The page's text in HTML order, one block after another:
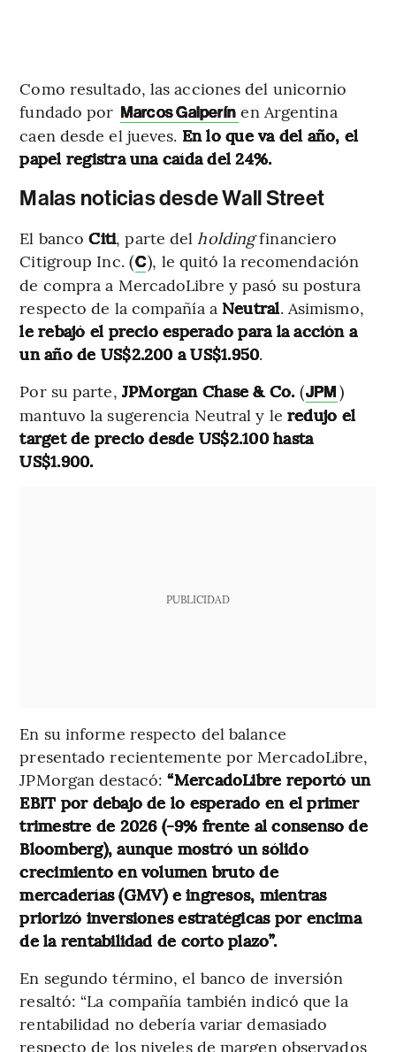
Como resultado, las acciones del unicornio
fundado por Marcos Galperín en Argentina
caen desde el jueves. En lo que va del año, el
papel registra una caída del 24%.
Malas noticias desde Wall Street
El bancoCiti, parte delholdingfinanciero
Citigroup Inc. (C), le quitó la recomendación
de compra a MercadoLibre y pasó su postura
respecto de la compañía a Neutral. Asimismo,
le rebajó el precio esperado para la acción a
un año de US$2.200 a US$1.950.
Por su parte, JPMorgan Chase & Co. (JPM)
mantuvo la sugerencia Neutral y le redujo el
target de precio desde US$2.100 hasta
US$1.900.
PUBLICIDAD
En su informe respecto del balance
presentado recientemente por MercadoLibre,
JPMorgan destacó: “MercadoLibre reportó un
EBIT por debajo de lo esperado en el primer
trimestre de 2026 (-9% frente al consenso de
Bloomberg), aunque mostró un sólido
crecimiento en volumen bruto de
mercaderías (GMV) e ingresos, mientras
priorizó inversiones estratégicas por encima
de la rentabilidad de corto plazo”.
En segundo término, el banco de inversión
resaltó: “La compañía también indicó que la
rentabilidad no debería variar demasiado
respecto de los niveles de margen observados